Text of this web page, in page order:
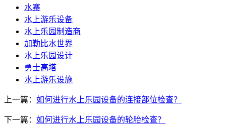
水寨
水上游乐设备
水上乐园制造商
加勒比水世界
水上乐园设计
勇士高塔
水上游乐设施
上一篇： 如何进行水上乐园设备的连接部位检查？
下一篇： 如何进行水上乐园设备的轮胎检查？